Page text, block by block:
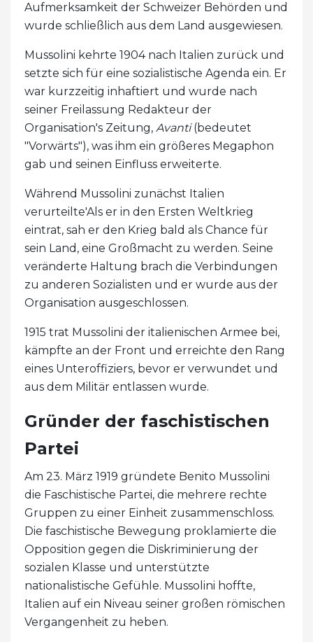
Aufmerksamkeit der Schweizer Behörden und
wurde schließlich aus dem Land ausgewiesen.
Mussolini kehrte 1904 nach Italien zurück und
setzte sich für eine sozialistische Agenda ein. Er
war kurzzeitig inhaftiert und wurde nach
seiner Freilassung Redakteur der
Organisation's Zeitung, Avanti(bedeutet
"Vorwärts"), was ihm ein größeres Megaphon
gab und seinen Einfluss erweiterte.
Während Mussolini zunächst Italien
verurteilte'Als er in den Ersten Weltkrieg
eintrat, sah er den Krieg bald als Chance für
sein Land, eine Großmacht zu werden. Seine
veränderte Haltung brach die Verbindungen
zu anderen Sozialisten und er wurde aus der
Organisation ausgeschlossen.
1915 trat Mussolini der italienischen Armee bei,
kämpfte an der Front und erreichte den Rang
eines Unteroffiziers, bevor er verwundet und
aus dem Militär entlassen wurde.
Gründer der faschistischen
Partei
Am 23. März 1919 gründete Benito Mussolini
die Faschistische Partei, die mehrere rechte
Gruppen zu einer Einheit zusammenschloss.
Die faschistische Bewegung proklamierte die
Opposition gegen die Diskriminierung der
sozialen Klasse und unterstützte
nationalistische Gefühle. Mussolini hoffte,
Italien auf ein Niveau seiner großen römischen
Vergangenheit zu heben.